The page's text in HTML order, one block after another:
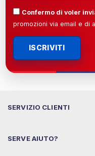
Confermo di voler
promozioni via email e di
ISCRIVITI
SERVIZIO CLIENTI
SERVE AIUTO?